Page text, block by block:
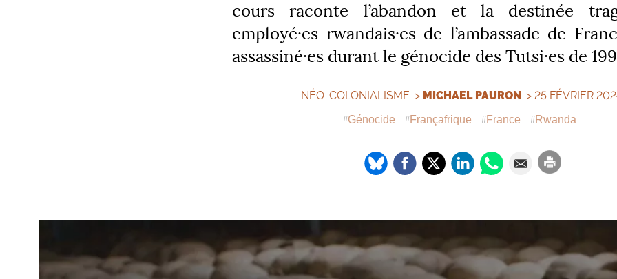
cours raconte l’abandon et la destinée
employé·es rwandais·es de l’ambassade de
assassiné·es durant le génocide des Tutsi·es de
NÉO-COLONIALISME > MICHAEL PAURON > 25 FÉVRIER
Génocide Françafrique France Rwanda